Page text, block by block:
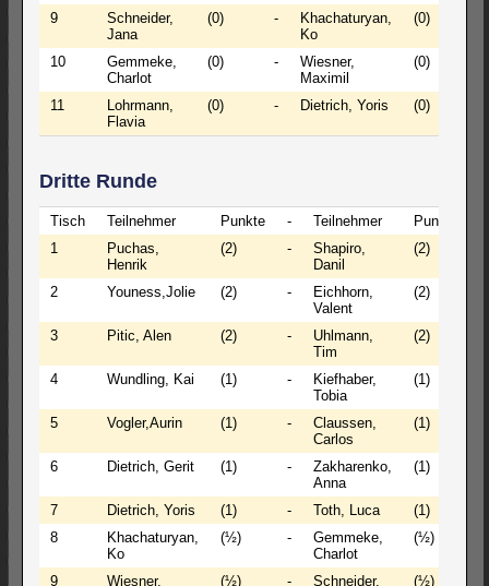
9
Schneider,
Jana
(0) -
Khachaturyan,
Ko
(0)
10
Gemmeke,
Charlot
(0) -
Wiesner,
Maximil
(0)
11
Lohrmann,
Flavia
(0) - Dietrich, Yoris (0)
Dritte Runde
Tisch Teilnehmer Punkte - Teilnehmer Punkte
1
Puchas,
Henrik
(2) -
Shapiro,
Danil
(2)
2 Youness,Jolie (2) -
Eichhorn,
Valent
(2)
3 Pitic, Alen (2) -
Uhlmann,
Tim
(2)
4 Wundling, Kai (1) -
Kiefhaber,
Tobia
(1)
5 Vogler,Aurin (1) -
Claussen,
Carlos
(1)
6 Dietrich, Gerit (1) -
Zakharenko,
Anna
(1)
7 Dietrich, Yoris (1) - Toth, Luca (1)
8
Khachaturyan,
Ko
(½) -
Gemmeke,
Charlot
(½)
9 Wiesner, (½) - Schneider, (½)